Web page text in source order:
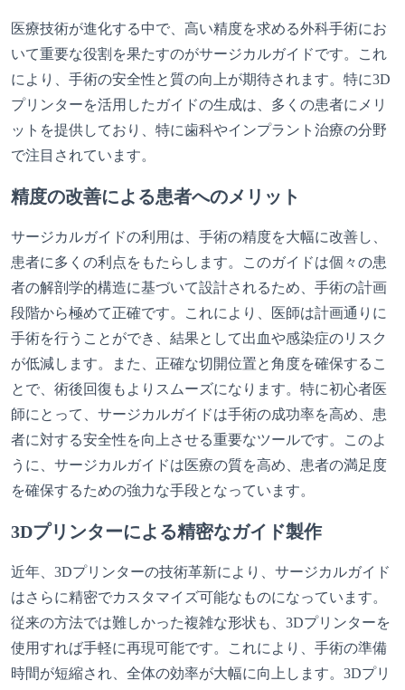
医療技術が進化する中で、高い精度を求める外科手術にお
いて重要な役割を果たすのがサージカルガイドです。これ
により、手術の安全性と質の向上が期待されます。特に3D
プリンターを活用したガイドの生成は、多くの患者にメリ
ットを提供しており、特に歯科やインプラント治療の分野
で注目されています。
精度の改善による患者へのメリット
サージカルガイドの利用は、手術の精度を大幅に改善し、
患者に多くの利点をもたらします。このガイドは個々の患
者の解剖学的構造に基づいて設計されるため、手術の計画
段階から極めて正確です。これにより、医師は計画通りに
手術を行うことができ、結果として出血や感染症のリスク
が低減します。また、正確な切開位置と角度を確保するこ
とで、術後回復もよりスムーズになります。特に初心者医
師にとって、サージカルガイドは手術の成功率を高め、患
者に対する安全性を向上させる重要なツールです。このよ
うに、サージカルガイドは医療の質を高め、患者の満足度
を確保するための強力な手段となっています。
3Dプリンターによる精密なガイド製作
近年、3Dプリンターの技術革新により、サージカルガイド
はさらに精密でカスタマイズ可能なものになっています。
従来の方法では難しかった複雑な形状も、3Dプリンターを
使用すれば手軽に再現可能です。これにより、手術の準備
時間が短縮され、全体の効率が大幅に向上します。3Dプリ